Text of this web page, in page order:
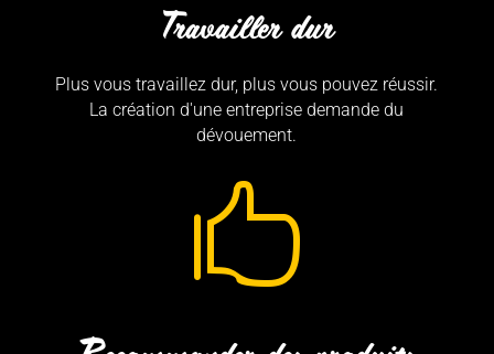
Travailler dur
Plus vous travaillez dur, plus vous pouvez réussir.
La création d'une entreprise demande du
dévouement.
